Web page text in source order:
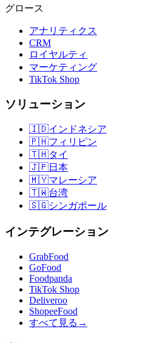
グロース
アナリティクス
CRM
ロイヤルティ
マーケティング
TikTok Shop
ソリューション
🇮🇩インドネシア
🇵🇭フィリピン
🇹🇭タイ
🇯🇵日本
🇲🇾マレーシア
🇹🇼台湾
🇸🇬シンガポール
インテグレーション
GrabFood
GoFood
Foodpanda
TikTok Shop
Deliveroo
ShopeeFood
すべて見る →